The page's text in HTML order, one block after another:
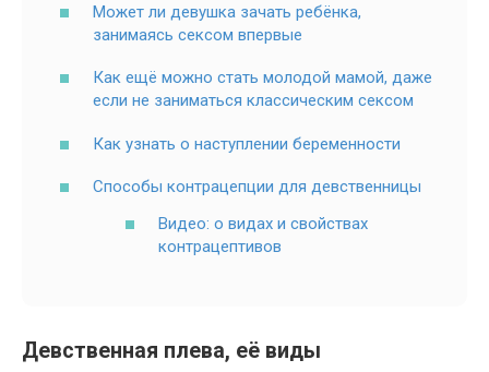
Может ли девушка зачать ребёнка,
занимаясь сексом впервые
Как ещё можно стать молодой мамой, даже
если не заниматься классическим сексом
Как узнать о наступлении беременности
Способы контрацепции для девственницы
Видео: о видах и свойствах
контрацептивов
Девственная плева, её виды